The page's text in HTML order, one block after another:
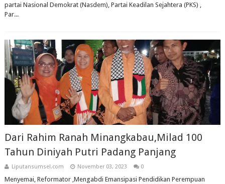
partai Nasional Demokrat (Nasdem), Partai Keadilan Sejahtera (PKS) ,
Par...
Dari Rahim Ranah Minangkabau,Milad 100
Tahun Diniyah Putri Padang Panjang
Liputansumsel.com November 03, 2023 0
Menyemai, Reformator ,Mengabdi Emansipasi Pendidikan Perempuan